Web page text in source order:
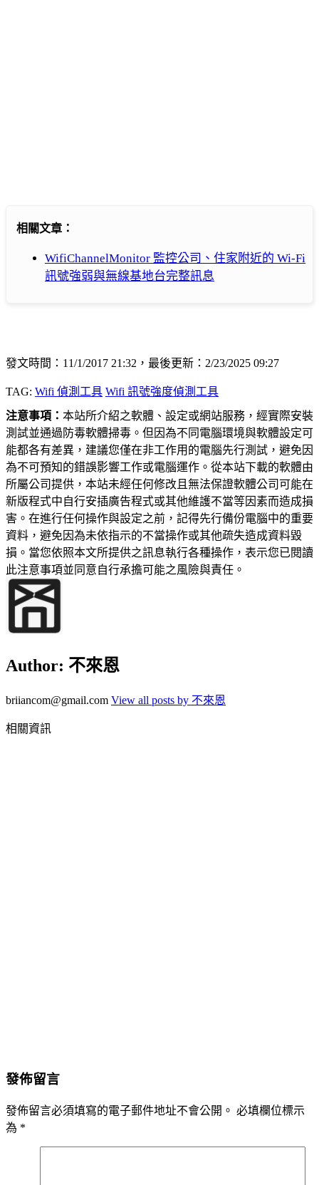
相關文章：
WifiChannelMonitor 監控公司、住家附近的 Wi-Fi
訊號強弱與無線基地台完整訊息
發文時間：11/1/2017 21:32，最後更新：2/23/2025 09:27
TAG: Wifi 偵測工具 Wifi 訊號強度偵測工具
注意事項： 本站所介紹之軟體、設定或網站服務，經實際安裝
測試並通過防毒軟體掃毒。但因為不同電腦環境與軟體設定可
能都各有差異，建議您僅在非工作用的電腦先行測試，避免因
為不可預知的錯誤影響工作或電腦運作。從本站下載的軟體由
所屬公司提供，本站未經任何修改且無法保證軟體公司可能在
新版程式中自行安插廣告程式或其他維護不當等因素而造成損
害。在進行任何操作與設定之前，記得先行備份電腦中的重要
資料，避免因為未依指示的不當操作或其他疏失造成資料毀
損。當您依照本文所提供之訊息執行各種操作，表示您已閱讀
此注意事項並同意自行承擔可能之風險與責任。
Author: 不來恩
briiancom@gmail.com View all posts by 不來恩
相關資訊
發佈留言
發佈留言必須填寫的電子郵件地址不會公開。 必填欄位標示
為 *